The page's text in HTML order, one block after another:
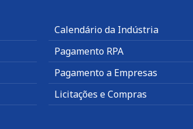
Calendário da Indústria
Pagamento RPA
Pagamento a Empresas
Licitações e Compras